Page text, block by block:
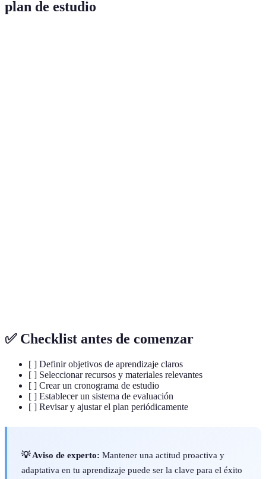
plan de estudio
✅ Checklist antes de comenzar
[ ] Definir objetivos de aprendizaje claros
[ ] Seleccionar recursos y materiales relevantes
[ ] Crear un cronograma de estudio
[ ] Establecer un sistema de evaluación
[ ] Revisar y ajustar el plan periódicamente
💡 Aviso de experto: Mantener una actitud proactiva y
adaptativa en tu aprendizaje puede ser la clave para el éxito